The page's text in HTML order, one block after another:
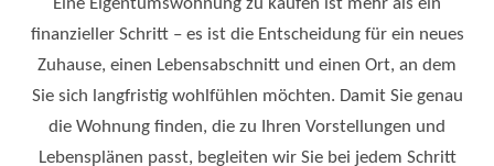
Eine Eigentumswohnung zu kaufen ist mehr als ein
finanzieller Schritt – es ist die Entscheidung für ein neues
Zuhause, einen Lebensabschnitt und einen Ort, an dem
Sie sich langfristig wohlfühlen möchten. Damit Sie genau
die Wohnung finden, die zu Ihren Vorstellungen und
Lebensplänen passt, begleiten wir Sie bei jedem Schritt